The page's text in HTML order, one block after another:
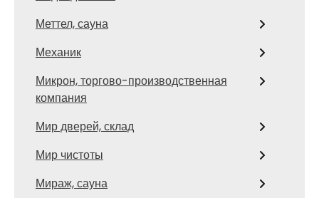
Меттел, сауна
Механик
Микрон, торгово-производственная
компания
Мир дверей, склад
Мир чистоты
Мираж, сауна